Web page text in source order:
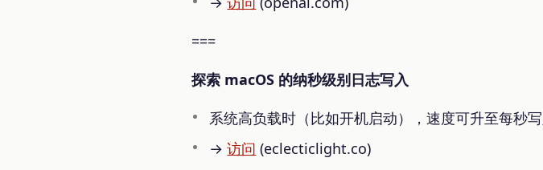
===
探索 macOS 的纳秒级别日志写入
系统高负载时（比如开机启动），速度可升至每秒
→访问 (eclecticlight.co)